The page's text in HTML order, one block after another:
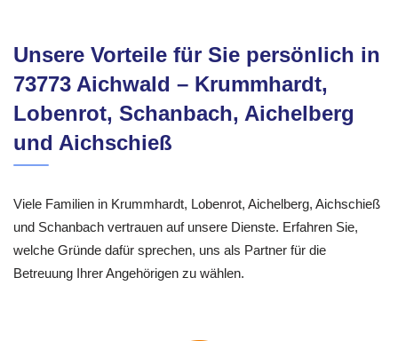
Unsere Vorteile für Sie persönlich in
73773 Aichwald – Krummhardt,
Lobenrot, Schanbach, Aichelberg
und Aichschieß
Viele Familien in Krummhardt, Lobenrot, Aichelberg, Aichschieß
und Schanbach vertrauen auf unsere Dienste. Erfahren Sie,
welche Gründe dafür sprechen, uns als Partner für die
Betreuung Ihrer Angehörigen zu wählen.